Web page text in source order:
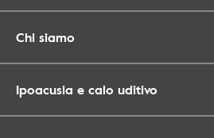
Chi siamo
Ipoacusia e calo uditivo